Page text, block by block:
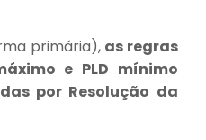
primária), as regras
e PLD mínimo
por Resolução da